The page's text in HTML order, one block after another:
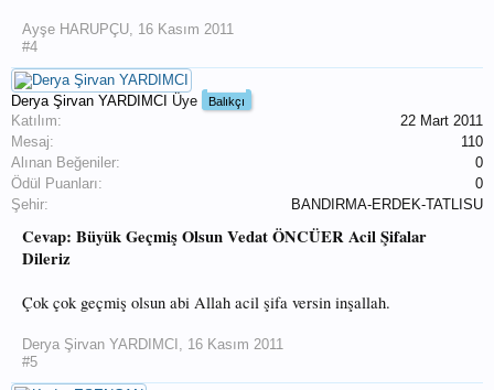
Ayşe HARUPÇU, 16 Kasım 2011
#4
Derya Şirvan YARDIMCI Üye Balıkçı
Katılım:
22 Mart 2011
Mesaj:
110
Alınan Beğeniler:
0
Ödül Puanları:
0
Şehir:
BANDIRMA-ERDEK-TATLISU
Cevap: Büyük Geçmiş Olsun Vedat ÖNCÜER Acil Şifalar
Dileriz
Çok çok geçmiş olsun abi Allah acil şifa versin inşallah.
Derya Şirvan YARDIMCI , 16 Kasım 2011
#5